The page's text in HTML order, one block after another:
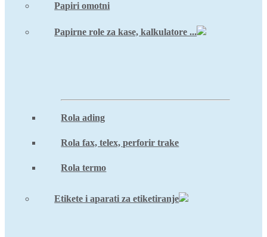
Papiri omotni
Papirne role za kase, kalkulatore ...
Rola ading
Rola fax, telex, perforir trake
Rola termo
Etikete i aparati za etiketiranje